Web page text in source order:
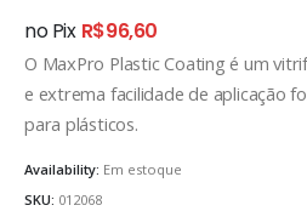
no Pix R$96,60
O MaxPro Plastic Coating é um
e extrema facilidade de aplicação
para plásticos.
Availability: Em estoque
SKU: 012068